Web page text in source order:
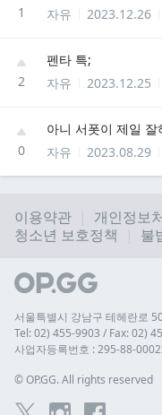
1
자유
2023.12.26
2
펜타 특;
자유
2023.12.25
0
자유
2023.08.29
이용약관
개인정보
청소년 보호정책
불
서울특별시 강남구 테헤란로
Tel: 02) 455-9903 / Fax: 02)
사업자등록번호 : 295-88-
© OP.GG. All rights reserved